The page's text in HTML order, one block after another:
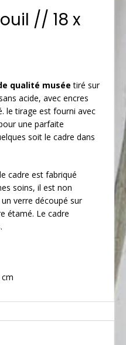
// 18 x
qualité musée tiré sur
acide, avec encres
le tirage est fourni avec
une parfaite
soit le cadre dans
cadre est fabriqué
soins, il est non
verre découpé sur
étamé. Le cadre